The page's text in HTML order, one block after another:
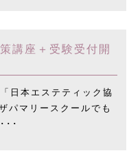
講座＋受験受付開
日本エステティック協
パマリースクールでも
･･